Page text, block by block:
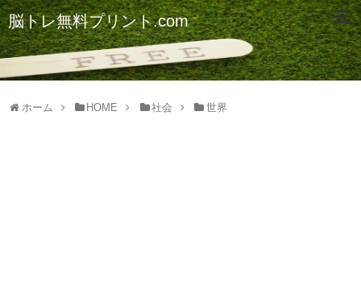
脳トレ無料プリント.com
ホーム HOME 社会 世界